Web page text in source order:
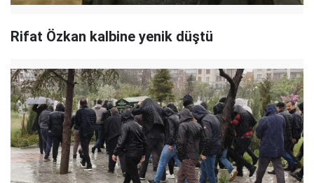
Rifat Özkan kalbine yenik düştü